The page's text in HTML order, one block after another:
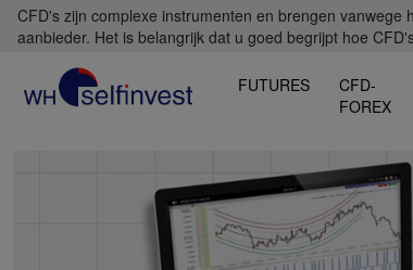
CFD's zijn complexe instrumenten en brengen
aanbieder. Het is belangrijk dat u goed begrijpt hoe
FUTURES
CFD-
FOREX